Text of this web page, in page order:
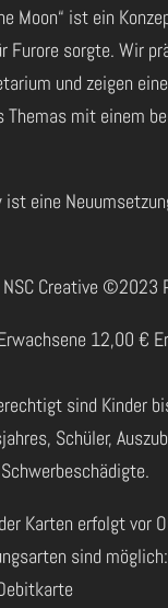
Moon“ ist ein
Furore sorgte. Wir
und zeigen
Themas mit einem
eine
Creative ©2023
12,00 €
sind Kinder
Schüler,
Karten erfolgt vor
sind möglich: